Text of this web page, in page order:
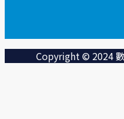
Copyright © 2024